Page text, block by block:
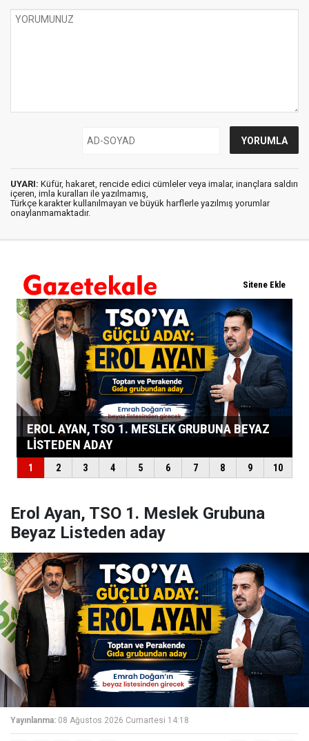
UYARI: Küfür, hakaret, rencide edici cümleler veya imalar, inançlara saldırı
içeren, imla kuralları ile yazılmamış,
Türkçe karakter kullanılmayan ve büyük harflerle yazılmış yorumlar
onaylanmamaktadır.
Erol Ayan, TSO 1. Meslek Grubuna
Beyaz Listeden aday
Yayınlanma: 08 Ağustos 2026 Cumartesi 14:18